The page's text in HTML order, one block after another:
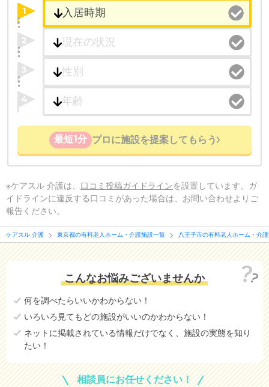
1
2
3
4
最短1分 プロに施設を提案してもらう
※ケアスル 介護は、 口コミ投稿ガイドラインを設置しています。ガ
イドラインに違反する口コミがあった場合は、お問い合わせよりご
報告ください。
ケアスル 介護 東京都の有料老人ホーム・介護施設一覧 八王子市の有料老人ホーム・介
こんなお悩みございませんか
何を調べたらいいかわからない！
いろいろ見てもどの施設がいいのかわからない！
ネットに掲載されている情報だけでなく、施設の実態を知り
たい！
相談員にお任せください！